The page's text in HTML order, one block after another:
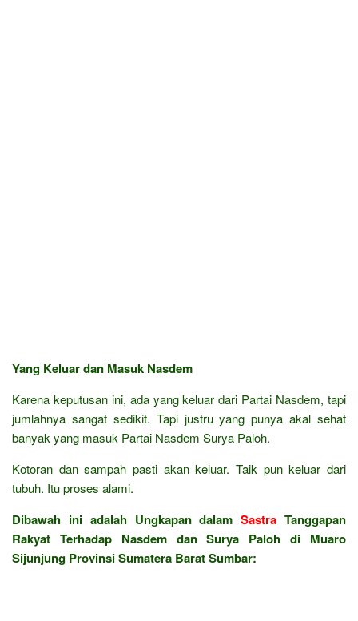
Yang Keluar dan Masuk Nasdem
Karena keputusan ini, ada yang keluar dari Partai Nasdem, tapi
jumlahnya sangat sedikit. Tapi justru yang punya akal sehat
banyak yang masuk Partai Nasdem Surya Paloh.
Kotoran dan sampah pasti akan keluar. Taik pun keluar dari
tubuh. Itu proses alami.
Dibawah ini adalah Ungkapan dalamSastra Tanggapan
Rakyat Terhadap Nasdem dan Surya Paloh di Muaro
Sijunjung Provinsi Sumatera Barat Sumbar: